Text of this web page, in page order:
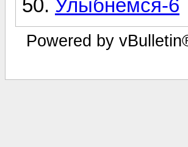
Улыбнемся-6
Powered by